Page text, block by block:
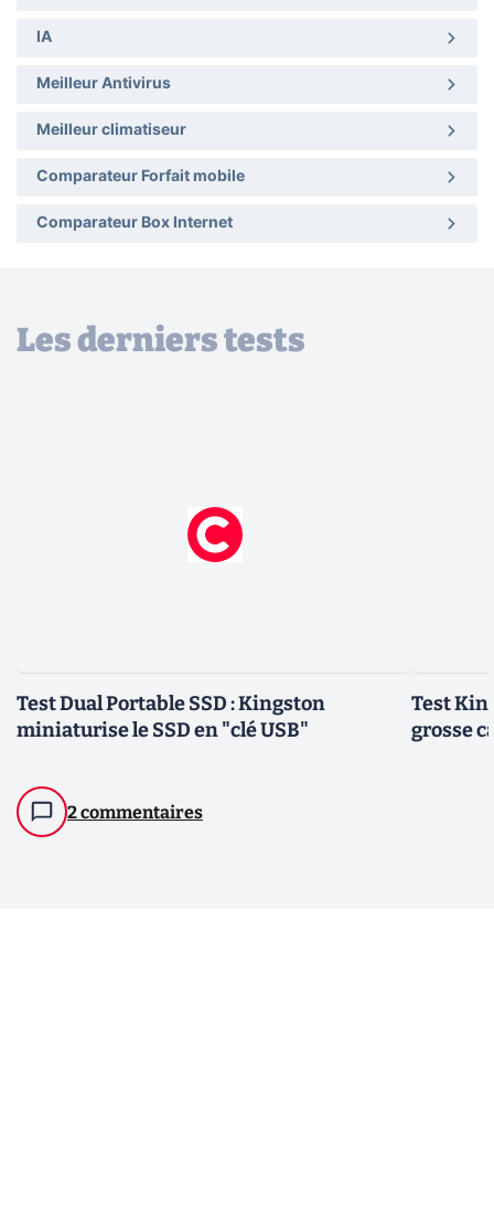
IA
Meilleur Antivirus
Meilleur climatiseur
Comparateur Forfait mobile
Comparateur Box Internet
Les derniers tests
Test Dual Portable SSD : Kingston
miniaturise le SSD en "clé USB"
2 commentaires
Test
grosse